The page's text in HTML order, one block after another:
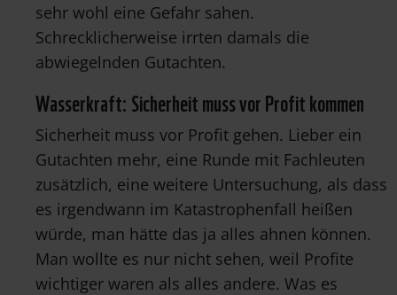
sehr wohl eine Gefahr sahen.
Schrecklicherweise irrten damals die
abwiegelnden Gutachten.
Wasserkraft: Sicherheit muss vor Profit kommen
Sicherheit muss vor Profit gehen. Lieber ein
Gutachten mehr, eine Runde mit Fachleuten
zusätzlich, eine weitere Untersuchung, als dass
es irgendwann im Katastrophenfall heißen
würde, man hätte das ja alles ahnen können.
Man wollte es nur nicht sehen, weil Profite
wichtiger waren als alles andere. Was es